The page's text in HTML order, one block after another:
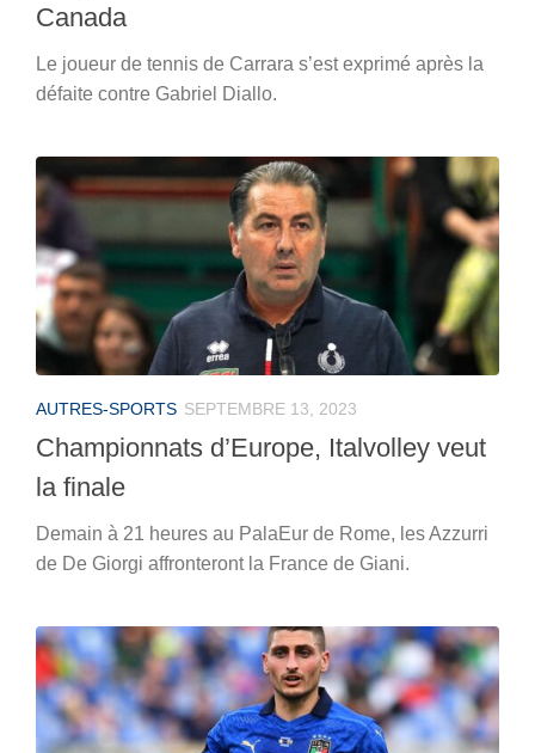
Canada
Le joueur de tennis de Carrara s’est exprimé après la
défaite contre Gabriel Diallo.
AUTRES-SPORTS SEPTEMBRE 13, 2023
Championnats d’Europe, Italvolley veut
la finale
Demain à 21 heures au PalaEur de Rome, les Azzurri
de De Giorgi affronteront la France de Giani.